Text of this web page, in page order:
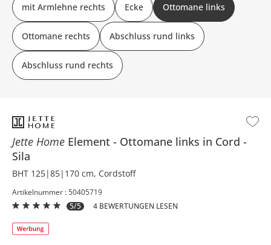
Jette Home Element
Ottomane links in Cord
Sila
BHT 125|85|170 cm, Cordstoff
Artikelnummer : 50405719
5/5
4 BEWERTUNGEN LESEN
mit Armlehne rechts Ecke Ottomane links
Ottomane rechts Abschluss rund links
Abschluss rund rechts